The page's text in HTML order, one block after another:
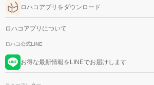
ロハコアプリをダウンロード
ロハコアプリについて
ロハコ公式LINE
お得な最新情報をLINEでお届けします